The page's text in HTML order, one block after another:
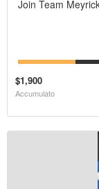
Join Team
$1,900
Accumulato